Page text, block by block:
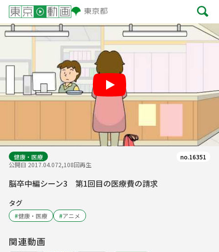
健康・医療
公開日 2017.04.072,108回再生
no.16351
脳卒中編シーン3 第1回目の医療費の請求
タグ
#健康・医療 #アニメ
関連動画